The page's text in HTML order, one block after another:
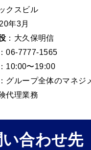
クスビル
年3月
：大久保明信
06-7777-1565
：10:00〜19:00
グループ全体のマネジ
代理業務
合わせ先